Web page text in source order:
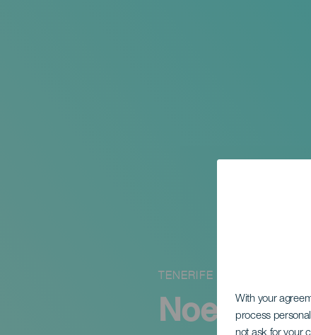
With your
process
Noel
TENERIFE